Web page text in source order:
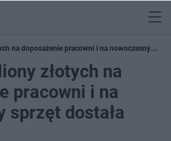
na doposażenie pracowni i na nowoczesny
złotych na
pracowni i na
sprzęt dostała